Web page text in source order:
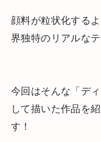
顔料が粒状化する
界独特のリアルな
今回はそんな「デ
して描いた作品を
す！